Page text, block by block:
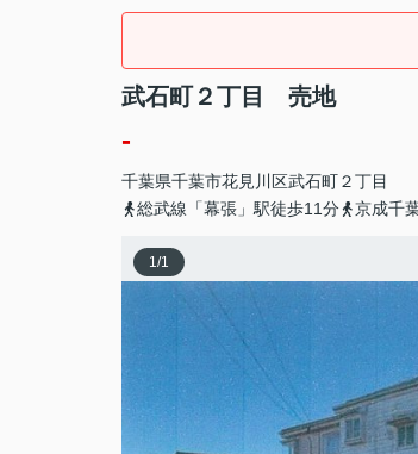
武石町２丁目 売地
-
千葉県千葉市花見川区武石町２丁目
総武線「幕張」駅徒歩11分
京成千
1/1